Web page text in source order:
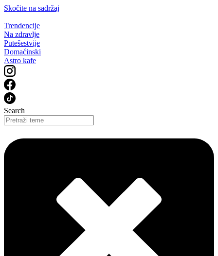
Skočite na sadržaj
Trendencije
Na zdravlje
Putešestvije
Domaćinski
Astro kafe
Search